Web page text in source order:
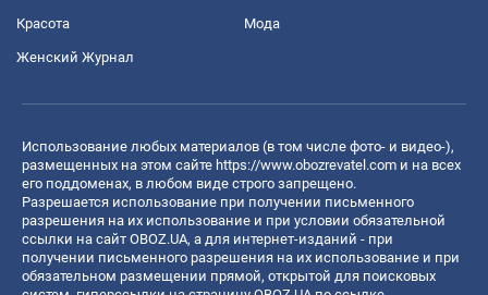
Красота Мода
Женский Журнал
Использование любых материалов (в том числе фото- и видео-),
размещенных на этом сайте https://www.obozrevatel.com и на всех
его поддоменах, в любом виде строго запрещено.
Разрешается использование при получении письменного
разрешения на их использование и при условии обязательной
ссылки на сайт OBOZ.UA, а для интернет-изданий - при
получении письменного разрешения на их использование и при
обязательном размещении прямой, открытой для поисковых